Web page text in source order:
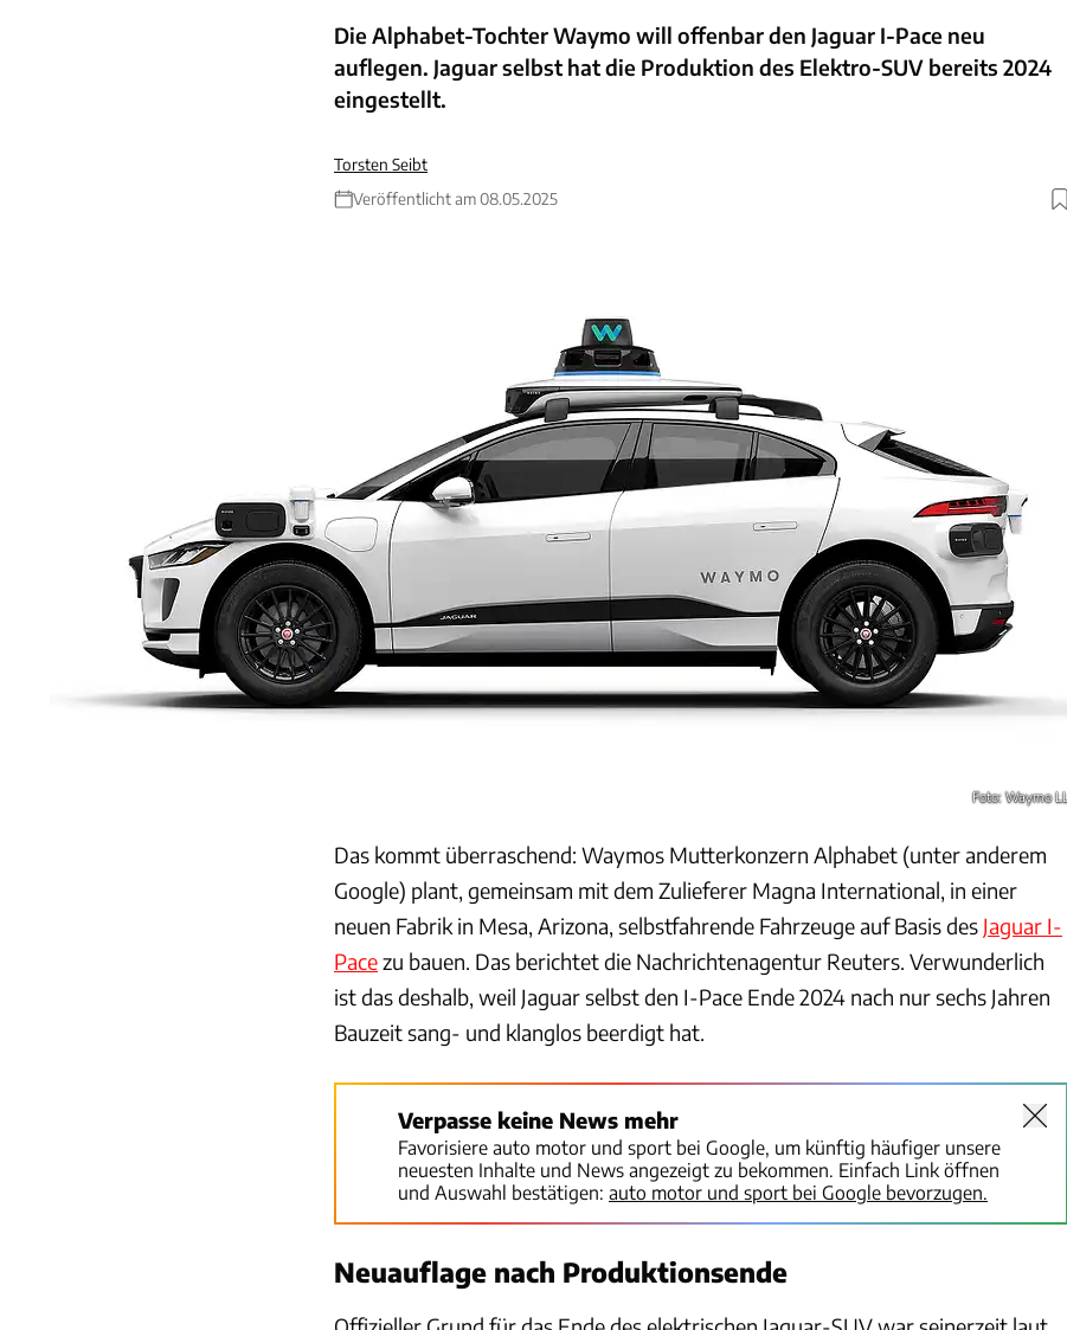
Die Alphabet-Tochter Waymo will offenbar den Jaguar I-Pace neu
auflegen. Jaguar selbst hat die Produktion des Elektro-SUV bereits 2024
eingestellt.
Torsten Seibt
Veröffentlicht am 08.05.2025
Foto: Waymo
Das kommt überraschend: Waymos Mutterkonzern Alphabet (unter anderem
Google) plant, gemeinsam mit dem Zulieferer Magna International, in einer
neuen Fabrik in Mesa, Arizona, selbstfahrende Fahrzeuge auf Basis des Jaguar I-
Pacezu bauen. Das berichtet die Nachrichtenagentur Reuters. Verwunderlich
ist das deshalb, weil Jaguar selbst den I-Pace Ende 2024 nach nur sechs Jahren
Bauzeit sang- und klanglos beerdigt hat.
Verpasse keine News mehr
Favorisiere auto motor und sport bei Google, um künftig häufiger unsere
neuesten Inhalte und News angezeigt zu bekommen. Einfach Link öffnen
und Auswahl bestätigen: auto motor und sport bei Google bevorzugen.
Neuauflage nach Produktionsende